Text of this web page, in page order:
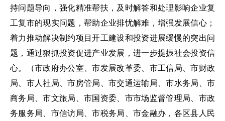
持问题导向，强化精准帮扶， 及时解答和处理影响企业复
工复市的现实问题，帮助企业排忧解难， 增强发展信心；
着力推动解决制约项目开工建设和投资进展缓慢的突出问
题 ， 通过狠抓投资促进产业发展，进一步提振社会投资信
心。
（市政府办公室、市发展改革委、市工信局、市财政
局、市人社局、市房管局、市交通运输局、市水务局、市
商务局、市文旅局、市国资委、市市场监督管理局、市政
务服务局、市信访局、市税务局、市金融办，各区县人民